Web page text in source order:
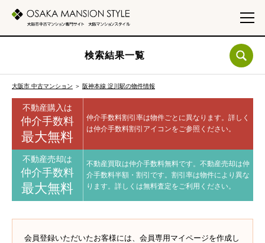
検索結果一覧
大阪市 中古マンション ＞ 阪神本線 淀川駅の物件情報
不動産購入は
仲介手数料
最大無料
仲介手数料割引率は物件ごとに異なります。 詳しく
は仲介手数料割引アイコンをご参照ください。
不動産売却は
仲介手数料
最大無料
不動産買取は仲介手数料無料です。 不動産売却は仲
介手数料半額・割引です。 割引率は物件により異な
ります。 詳しくは無料査定をご利用ください。
会員登録いただいたお客様には、会員専用マイページを作成し